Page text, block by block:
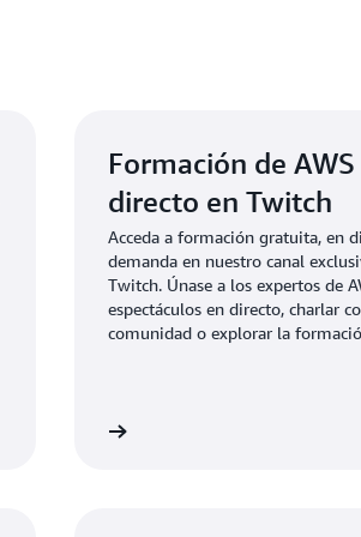
Formación de AWS
directo en Twitch
Acceda a formación gratuita, en
demanda en nuestro canal
Twitch. Únase a los expertos de
espectáculos en directo, charlar
comunidad o explorar la
Explore las preguntas frecuentes